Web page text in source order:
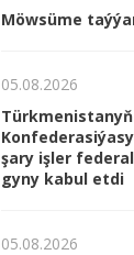
Möwsüme
05.08.2026
şa­ry iş­ler
gy­ny ka­bul et­di
05.08.2026